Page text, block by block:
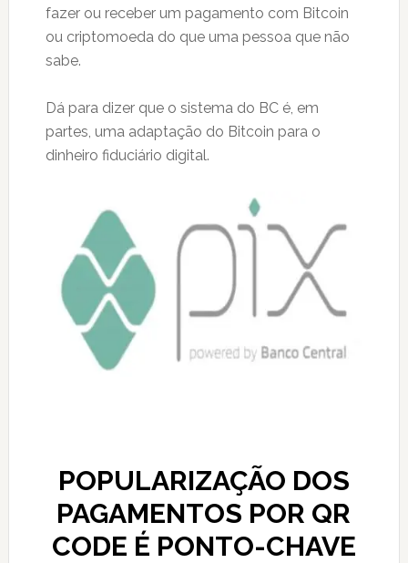
fazer ou receber um pagamento com Bitcoin
ou criptomoeda do que uma pessoa que não
sabe.
Dá para dizer que o sistema do BC é, em
partes, uma adaptação do Bitcoin para o
dinheiro fiduciário digital.
POPULARIZAÇÃO DOS
PAGAMENTOS POR QR
CODE É PONTO-CHAVE